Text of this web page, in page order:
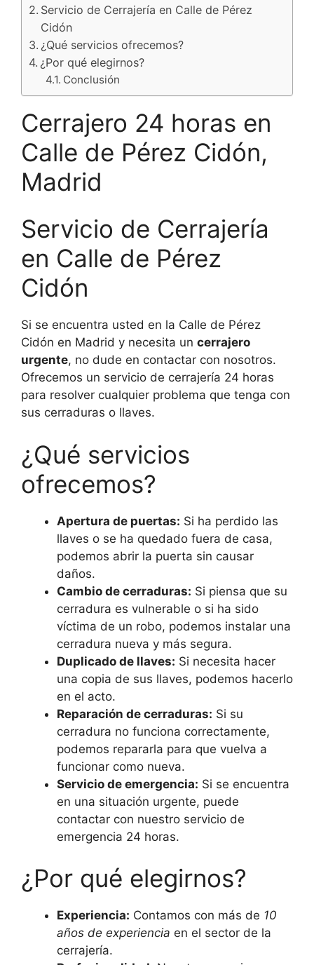
Servicio de Cerrajería en Calle de Pérez
Cidón
¿Qué servicios ofrecemos?
¿Por qué elegirnos?
Conclusión
Cerrajero 24 horas en
Calle de Pérez Cidón,
Madrid
Servicio de Cerrajería
en Calle de Pérez
Cidón
Si se encuentra usted en la Calle de Pérez
Cidón en Madrid y necesita un cerrajero
urgente, no dude en contactar con nosotros.
Ofrecemos un servicio de cerrajería 24 horas
para resolver cualquier problema que tenga con
sus cerraduras o llaves.
¿Qué servicios
ofrecemos?
Apertura de puertas: Si ha perdido las
llaves o se ha quedado fuera de casa,
podemos abrir la puerta sin causar
daños.
Cambio de cerraduras: Si piensa que su
cerradura es vulnerable o si ha sido
víctima de un robo, podemos instalar una
cerradura nueva y más segura.
Duplicado de llaves: Si necesita hacer
una copia de sus llaves, podemos hacerlo
en el acto.
Reparación de cerraduras: Si su
cerradura no funciona correctamente,
podemos repararla para que vuelva a
funcionar como nueva.
Servicio de emergencia: Si se encuentra
en una situación urgente, puede
contactar con nuestro servicio de
emergencia 24 horas.
¿Por qué elegirnos?
Experiencia: Contamos con más de 10
años de experiencia en el sector de la
cerrajería.